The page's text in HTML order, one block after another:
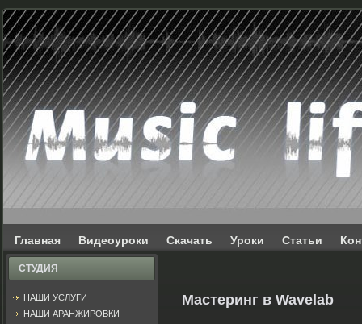
Главная Видеоуроки Скачать Уроки Статьи
СТУДИЯ
НАШИ УСЛУГИ
НАШИ АРАНЖИРОВКИ
Мастеринг в Wavelab